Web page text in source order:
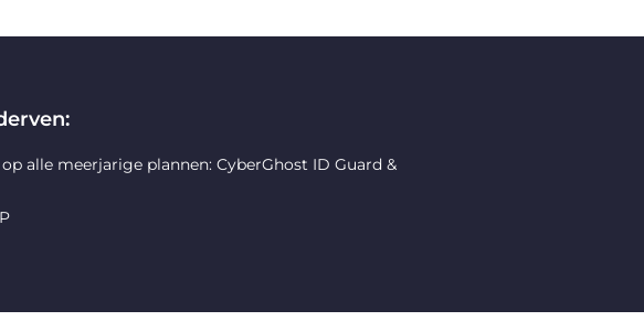
alle meerjarige plannen: CyberGhost ID Guard &